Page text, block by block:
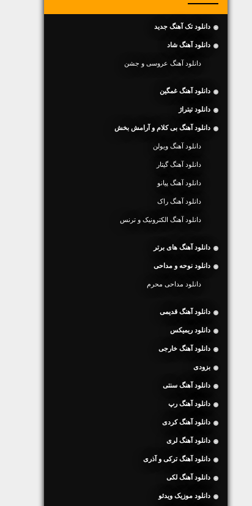
دانلود تک آهنگ جدید
دانلود آهنگ شاد
دانلود آهنگ عروسی و جشن
دانلود آهنگ غمگین
دانلود تیتراژ
دانلود آهنگ بی کلام و آرامش بخش
دانلود آهنگ ویولن
دانلود آهنگ گیتار
دانلود آهنگ پیانو
دانلود آهنگ راک
دانلود آهنگ الکترونیک و ترنس
دانلود آهنگ های برتر
دانلود نوحه و مداحی
دانلود مداحی محرم
دانلود آهنگ قدیمی
دانلود ریمیکس
دانلود آهنگ خارجی
بزودی
دانلود آهنگ سنتی
دانلود آهنگ رپ
دانلود آهنگ کردی
دانلود آهنگ لری
دانلود آهنگ ترکی و آذری
دانلود آهنگ لکی
دانلود موزیک ویدئو